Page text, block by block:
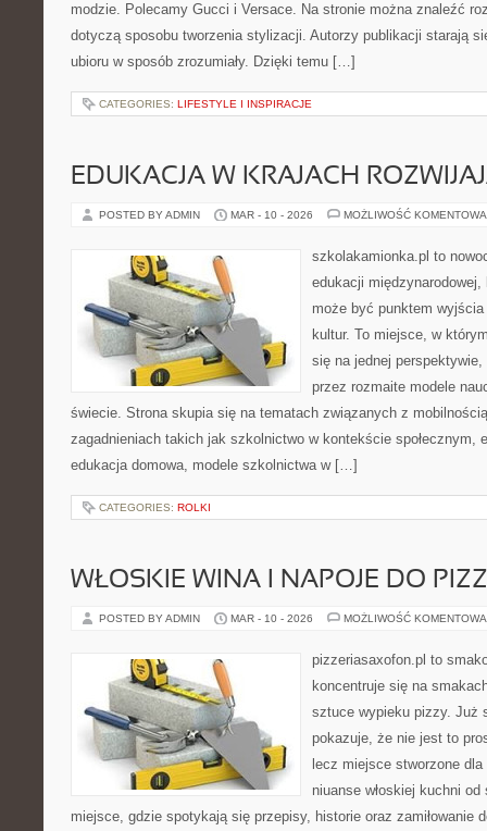
modzie. Polecamy Gucci i Versace. Na stronie można znaleźć
dotyczą sposobu tworzenia stylizacji. Autorzy publikacji starają
ubioru w sposób zrozumiały. Dzięki temu […]
CATEGORIES: LIFESTYLE I INSPIRACJE
EDUKACJA W KRAJACH
POSTED BY ADMIN MAR - 10 - 2026 MOŻLIWOŚĆ
szkolakamionka.pl to
edukacji
może być punktem
kultur. To miejsce, w
się na jednej
przez rozmaite modele
świecie. Strona skupia się na tematach związanych z
zagadnieniach takich jak szkolnictwo w kontekście społecznym,
edukacja domowa, modele szkolnictwa w […]
CATEGORIES: ROLKI
WŁOSKIE WINA I NAPOJE DO
POSTED BY ADMIN MAR - 10 - 2026 MOŻLIWOŚĆ
pizzeriasaxofon.pl to
koncentruje się na
sztuce wypieku pizzy. Już
pokazuje, że nie jest to
lecz miejsce stworzone
niuanse włoskiej kuchni
miejsce, gdzie spotykają się przepisy, historie oraz zamiłowanie